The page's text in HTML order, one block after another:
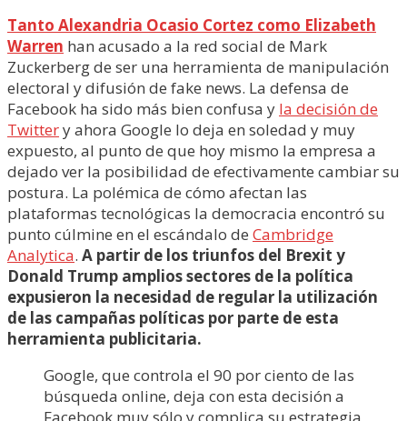
Tanto Alexandria Ocasio Cortez como Elizabeth
Warren han acusado a la red social de Mark
Zuckerberg de ser una herramienta de manipulación
electoral y difusión de fake news. La defensa de
Facebook ha sido más bien confusa y la decisión de
Twittery ahora Google lo deja en soledad y muy
expuesto, al punto de que hoy mismo la empresa a
dejado ver la posibilidad de efectivamente cambiar su
postura. La polémica de cómo afectan las
plataformas tecnológicas la democracia encontró su
punto cúlmine en el escándalo de Cambridge
Analytica. A partir de los triunfos del Brexit y
Donald Trump amplios sectores de la política
expusieron la necesidad de regular la utilización
de las campañas políticas por parte de esta
herramienta publicitaria.
Google, que controla el 90 por ciento de las
búsqueda online, deja con esta decisión a